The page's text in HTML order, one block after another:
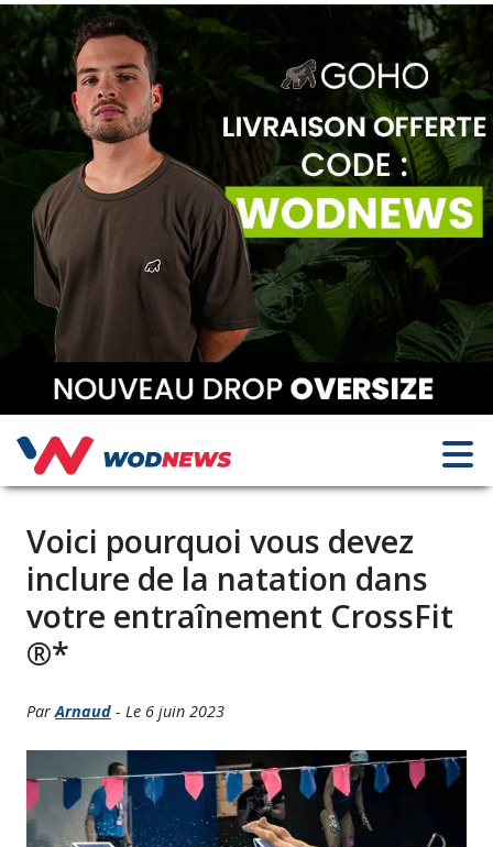
Voici pourquoi vous devez
inclure de la natation dans
votre entraînement CrossFit
®*
ParArnaud - Le 6 juin 2023